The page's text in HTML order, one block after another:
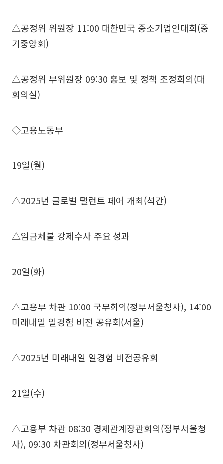
△공정위 위원장 11:00 대한민국 중소기업인대회(중
기중앙회)
△공정위 부위원장 09:30 홍보 및 정책 조정회의(대
회의실)
◇고용노동부
19일(월)
△2025년 글로벌 탤런트 페어 개최(석간)
△임금체불 강제수사 주요 성과
20일(화)
△고용부 차관 10:00 국무회의(정부서울청사), 14:00
미래내일 일경험 비전 공유회(서울)
△2025년 미래내일 일경험 비전공유회
21일(수)
△고용부 차관 08:30 경제관계장관회의(정부서울청
사), 09:30 차관회의(정부서울청사)